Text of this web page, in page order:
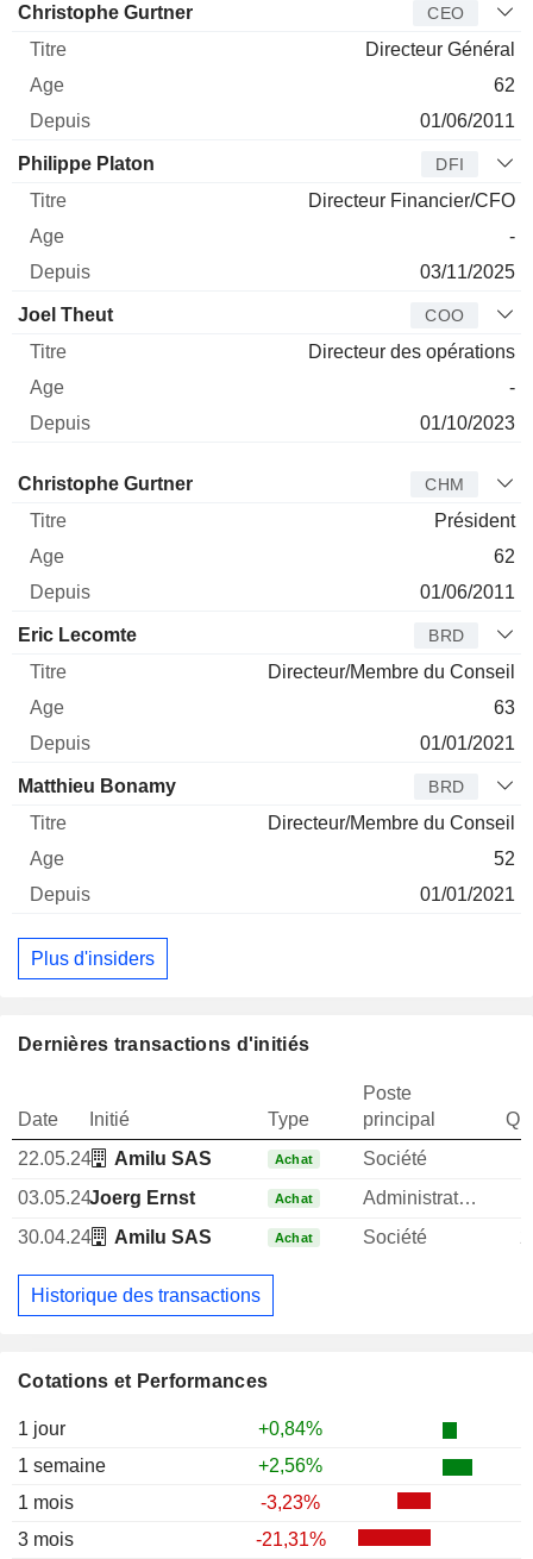
Cotations et Performances
1 jour
+0,84%
1 semaine
+2,56%
1 mois
-3,23%
3 mois
-21,31%
Dirigeant Titre Age
Christophe Gurtner CEO
Directeur Général
62
01/06/2011
Philippe Platon DFI
Directeur Financier/CFO
-
03/11/2025
Joel Theut COO
Directeur des opérations
-
01/10/2023
Administrateur Titre
Christophe Gurtner CHM
Président
62
01/06/2011
Eric Lecomte BRD
Directeur/Membre du Conseil
63
01/01/2021
Matthieu Bonamy BRD
Directeur/Membre du Conseil
52
01/01/2021
Plus d'insiders
Dernières transactions d'initiés
Date Initié Type
Poste
principal
22.05.24
Amilu SAS Achat Société
03.05.24Joerg Ernst Achat Administrateur
30.04.24
Amilu SAS Achat Société
Historique des transactions